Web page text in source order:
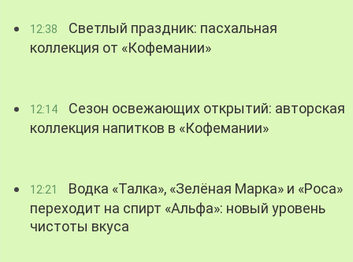
12:38
Светлый праздник: пасхальная
коллекция от «Кофемании»
12:14
Сезон освежающих открытий: авторская
коллекция напитков в «Кофемании»
12:21
Водка «Талка», «Зелёная Марка» и «Роса»
переходит на спирт «Альфа»: новый уровень
чистоты вкуса